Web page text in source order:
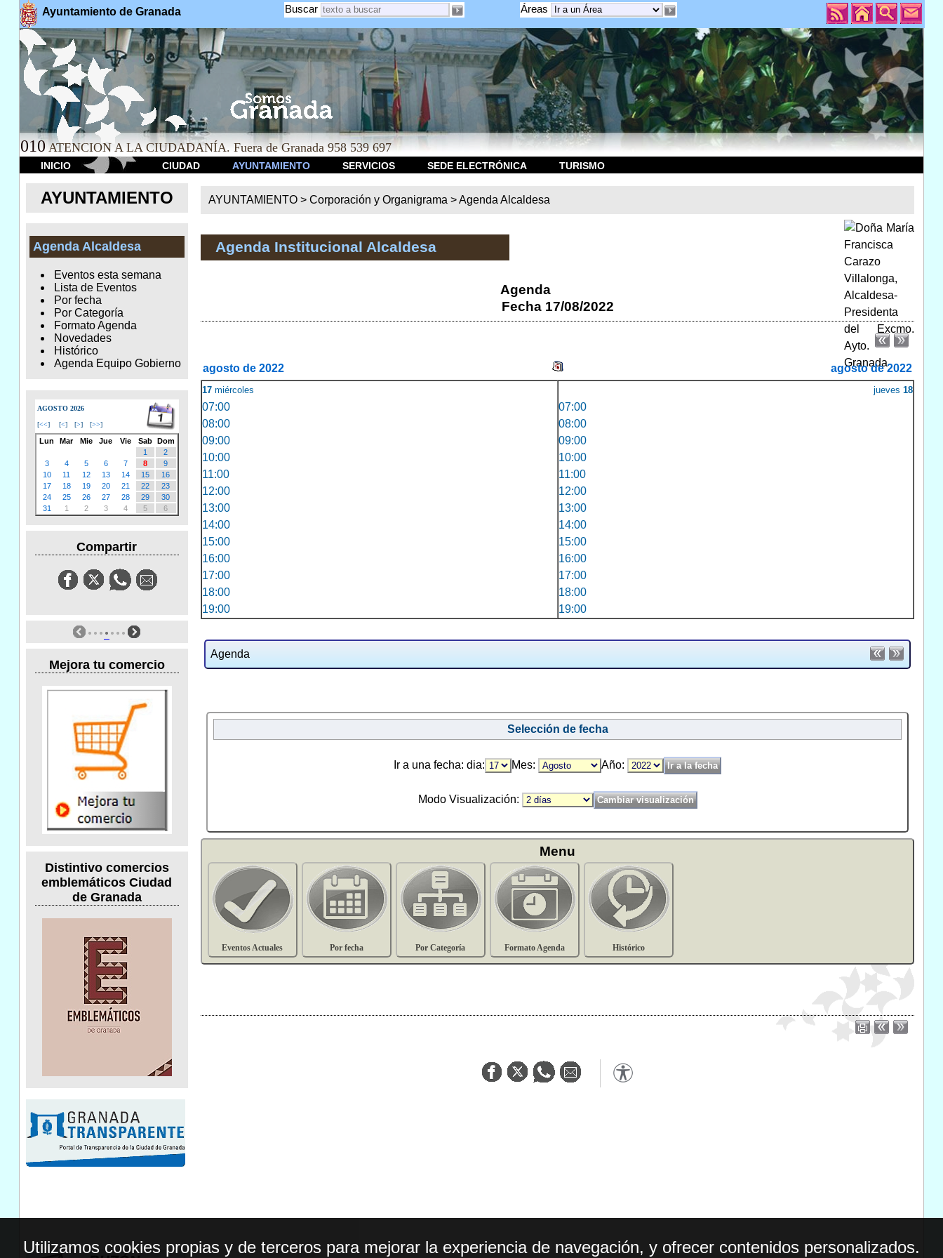
Ayuntamiento de Granada Áreas
Buscar
010 ATENCION A LA CIUDADANÍA. Fuera de Granada 958 539 697
INICIO CIUDAD AYUNTAMIENTO SERVICIOS SEDE ELECTRÓNICA TURISMO
AYUNTAMIENTO
Agenda Alcaldesa
Eventos esta semana
Lista de Eventos
Por fecha
Por Categoría
Formato Agenda
Novedades
Histórico
Agenda Equipo Gobierno
AGOSTO 2026
[<<] [<] [>] [>>]
Lun Mar Mie Jue Vie Sab
Dom
1
2
3
4 5 6 7 8
9
10
11 12 13 14 15
16
17
18 19 20 21 22
23
24
25 26 27 28 29
30
31
1 2 3 4 5 6
Compartir
Mejora tu comercio
Distintivo comercios
emblemáticos Ciudad
de Granada
AYUNTAMIENTO >Corporación y Organigrama >Agenda Alcaldesa
Agenda Institucional Alcaldesa
Agenda
Fecha 17/08/2022
agosto de 2022 agosto de 2022
17miércoles
07:00
08:00
09:00
10:00
11:00
12:00
13:00
14:00
15:00
16:00
17:00
18:00
19:00
jueves 18
07:00
08:00
09:00
10:00
11:00
12:00
13:00
14:00
15:00
16:00
17:00
18:00
19:00
Agenda
Selección de fecha
Ir a una fecha: dia: Mes: Año:
Modo Visualización:
Menu
Eventos Actuales Por fecha Por Categoría Formato Agenda Histórico
Utilizamos cookies propias y de terceros para mejorar la experiencia de navegación, y ofrecer contenidos personalizados.